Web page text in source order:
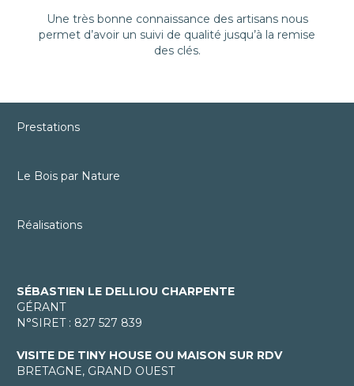
Une très bonne connaissance des artisans nous
permet d’avoir un suivi de qualité jusqu’à la remise
des clés.
Prestations
Le Bois par Nature
Réalisations
SÉBASTIEN LE DELLIOU CHARPENTE
GÉRANT
N°SIRET : 827 527 839
VISITE DE TINY HOUSE OU MAISON SUR RDV
BRETAGNE, GRAND OUEST